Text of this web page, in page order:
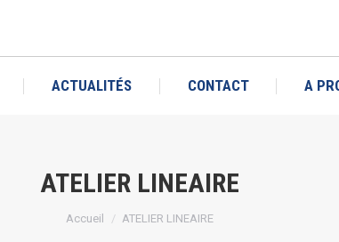
ACTUALITÉS CONTACT A
ATELIER LINEAIRE
Vous êtes ici :
Accueil ATELIER LINEAIRE